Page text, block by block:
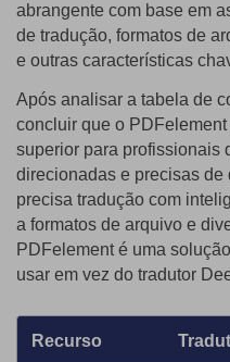
abrangente com base em
de tradução, formatos de
e outras características
Após analisar a tabela de
concluir que o
superior para profissionais
direcionadas e precisas de
precisa tradução com
a formatos de arquivo e
PDFelement é uma
usar em vez do tradutor
Recurso